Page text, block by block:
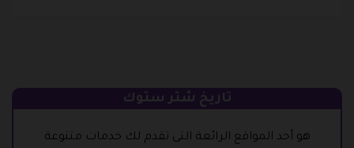
تاريخ شتر ستوك
هو أحد المواقع الرائعة التى تقدم لك خدمات متنوعة